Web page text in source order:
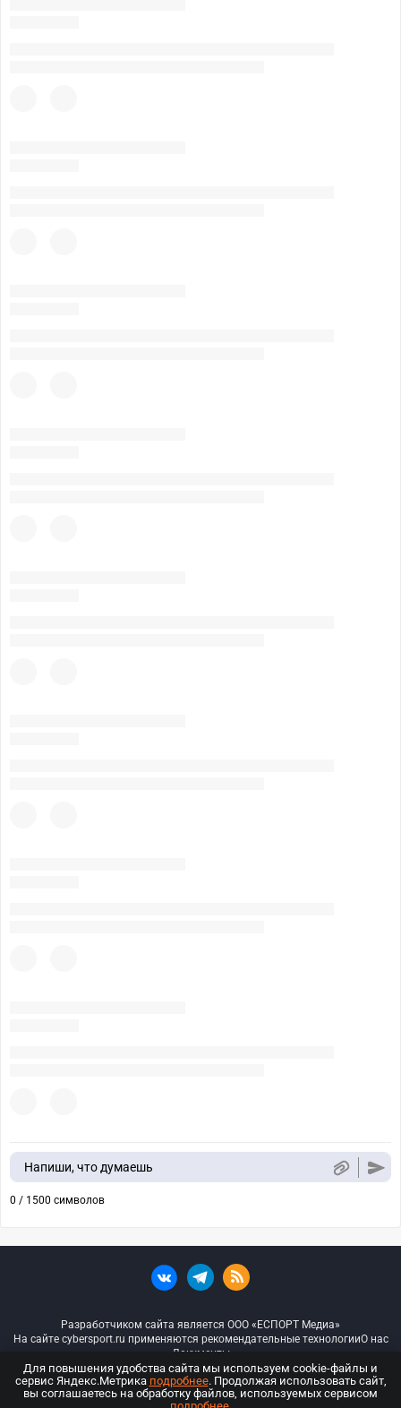
Напиши, что думаешь
0 / 1500 символов
Разработчиком сайта является ООО «ЕСПОРТ Медиа»
На сайте cybersport.ru применяются рекомендательные технологииО нас
Документы
© ООО «Киберспорт.ру» — Все права защищены
Для повышения удобства сайта мы используем cookie-файлы и
сервис Яндекс.Метрика подробнее. Продолжая использовать сайт,
вы соглашаетесь на обработку файлов, используемых сервисом